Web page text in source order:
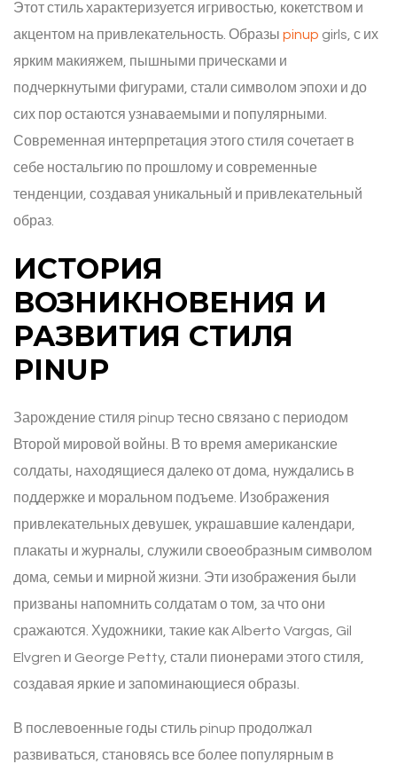
Этот стиль характеризуется игривостью, кокетством и
акцентом на привлекательность. Образы pinup girls, с их
ярким макияжем, пышными прическами и
подчеркнутыми фигурами, стали символом эпохи и до
сих пор остаются узнаваемыми и популярными.
Современная интерпретация этого стиля сочетает в
себе ностальгию по прошлому и современные
тенденции, создавая уникальный и привлекательный
образ.
ИСТОРИЯ
ВОЗНИКНОВЕНИЯ И
РАЗВИТИЯ СТИЛЯ
PINUP
Зарождение стиля pinup тесно связано с периодом
Второй мировой войны. В то время американские
солдаты, находящиеся далеко от дома, нуждались в
поддержке и моральном подъеме. Изображения
привлекательных девушек, украшавшие календари,
плакаты и журналы, служили своеобразным символом
дома, семьи и мирной жизни. Эти изображения были
призваны напомнить солдатам о том, за что они
сражаются. Художники, такие как Alberto Vargas, Gil
Elvgren и George Petty, стали пионерами этого стиля,
создавая яркие и запоминающиеся образы.
В послевоенные годы стиль pinup продолжал
развиваться, становясь все более популярным в